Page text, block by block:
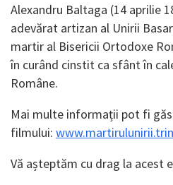
Alexandru Baltaga (14 aprilie
adevărat artizan al Unirii
martir al Bisericii Ortodoxe
în curând cinstit ca sfânt în
Române.
Mai multe informații pot fi
filmului:
Vă așteptăm cu drag la acest